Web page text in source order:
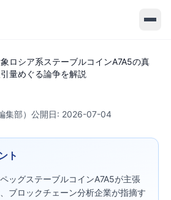
ロシア系ステーブルコインA7A5の真
量めぐる論争を解説
系ステーブルコイン
部） 公開日: 2026-07-04
ト
ッグステーブルコインA7A5が主張
ブロックチェーン分析企業が指摘す